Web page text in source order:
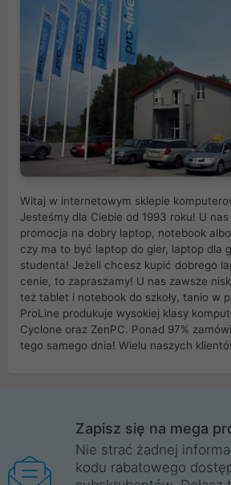
Witaj w internetowym sklepie
Jesteśmy dla Ciebie od 1993 roku! U
promocja na dobry laptop, notebook
czy ma to być laptop do gier, laptop dla
studenta! Jeżeli chcesz kupić dobrego
cenie, to zapraszamy! U nas zawsze
też tablet i notebook do szkoły, tanio w
ProLine produkuje wysokiej klasy
Cyclone oraz ZenPC. Ponad 97%
tego samego dnia! Wielu naszych
Wrocław, Poznań, Legnica, Katowice,
Trzebnica, Opole. Szybka i profesjonalna
ProLine to polska firma ze 100% polskim
Zapisz się na mega
Nie strać żadnej
kodu rabatowego